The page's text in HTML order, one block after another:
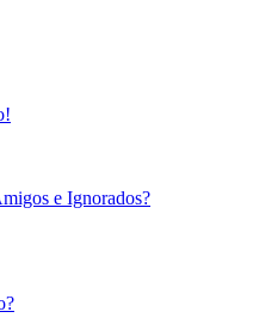
e Ignorados?